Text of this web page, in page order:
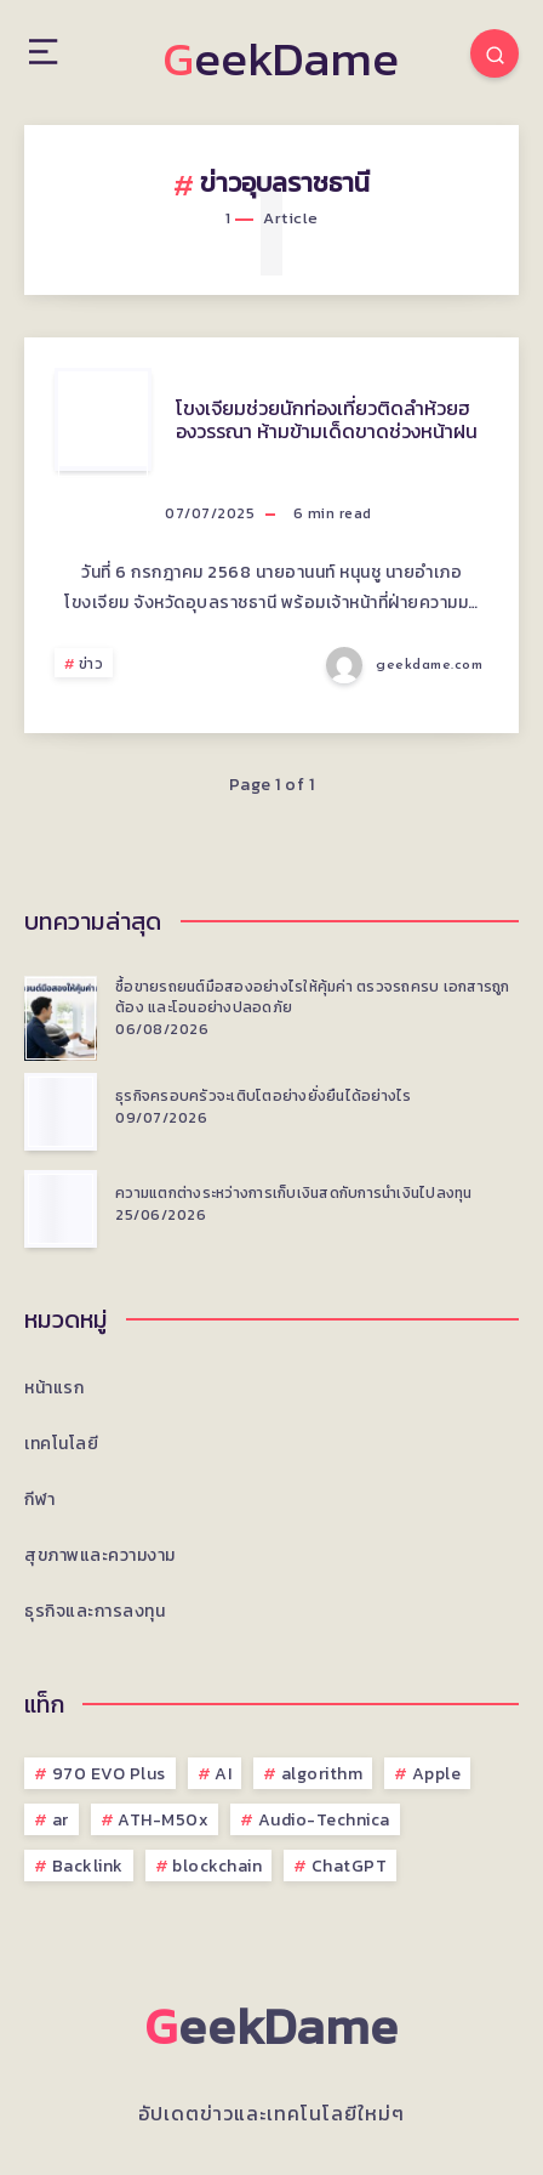
GeekDame
ข่าวอุบลราชธานี
1 Article
1
โขงเจียม
ช่วย
ท่อง
เที่ยว
ติด
ลำ
อง
วรรณ
า
ห้าม
ข้าม
เด็ด
ขาด
ช่วง
หน้า
ฝน
โขงเจียมช่วยนักท่องเที่ยวติดลำห้วยฮ
องวรรณา ห้ามข้ามเด็ดขาดช่วงหน้าฝน
07/07/2025 6 min read
วันที่ 6 กรกฎาคม 2568 นายอานนท์ หนุนชู นายอำเภอ
โขงเจียม จังหวัดอุบลราชธานี พร้อมเจ้าหน้าที่ฝ่ายความม…
ข่าว geekdame.com
Page 1 of 1
บทความล่าสุด
ซื้อขายรถยนต์มือสองอย่างไรให้คุ้มค่า ตรวจรถครบ เอกสารถูก
ต้อง และโอนอย่างปลอดภัย
06/08/2026
ธุรกิจครอบครัวจะเติบโตอย่างยั่งยืนได้อย่างไร
09/07/2026
ความแตกต่างระหว่างการเก็บเงินสดกับการนำเงินไปลงทุน
25/06/2026
หมวดหมู่
หน้าแรก
เทคโนโลยี
กีฬา
สุขภาพและความงาม
ธุรกิจและการลงทุน
แท็ก
970 EVO Plus AI algorithm
Apple
ar
ATH-M50x
Audio-Technica
Backlink
blockchain ChatGPT
GeekDame
อัปเดตข่าวและเทคโนโลยีใหม่ๆ